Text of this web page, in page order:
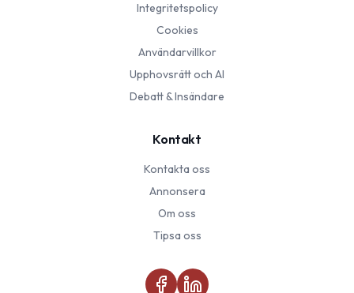
Integritetspolicy
Cookies
Användarvillkor
Upphovsrätt och AI
Debatt & Insändare
Kontakt
Kontakta oss
Annonsera
Om oss
Tipsa oss